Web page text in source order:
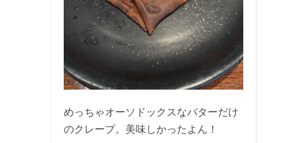
めっちゃオーソドックスなバターだけ
のクレープ。美味しかったよん！